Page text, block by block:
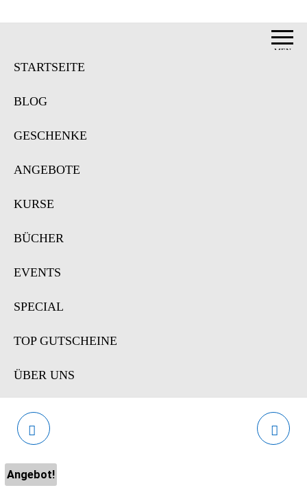
MEN
STARTSEITE
BLOG
GESCHENKE
ANGEBOTE
KURSE
BÜCHER
EVENTS
SPECIAL
TOP GUTSCHEINE
ÜBER UNS
LEBEN VON MARCEL
Angebot!